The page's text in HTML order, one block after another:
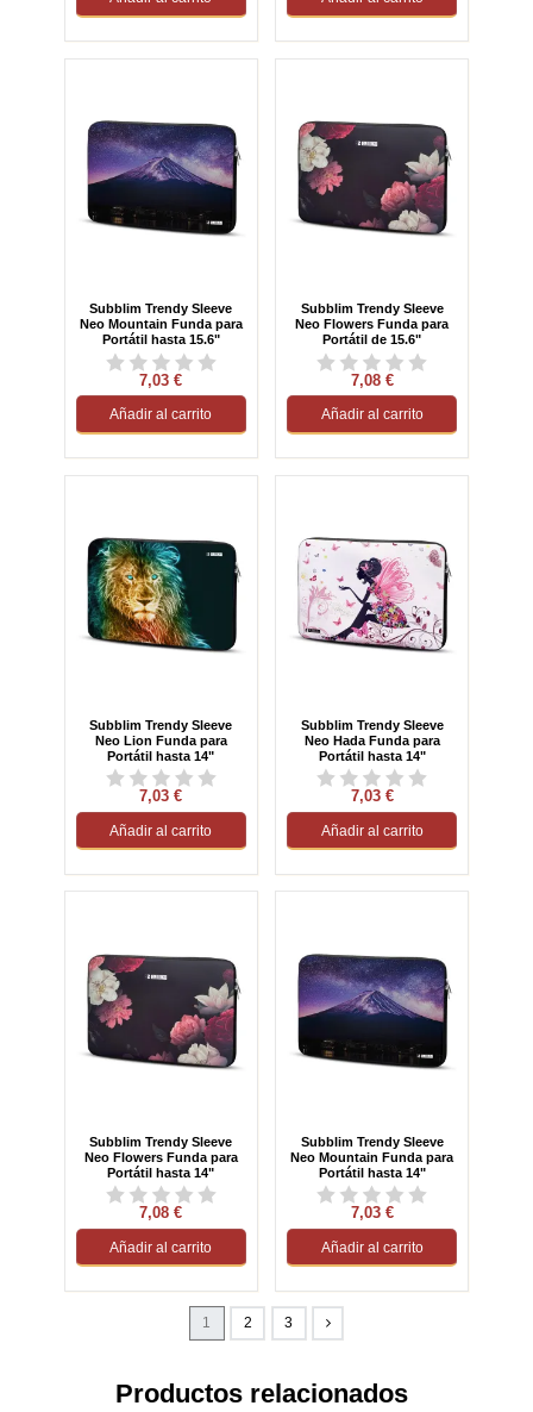
Subblim Trendy Sleeve
Neo Mountain Funda para
Portátil hasta 15.6"
7,03 €
Añadir al carrito
Subblim Trendy Sleeve
Neo Flowers Funda para
Portátil de 15.6"
7,08 €
Añadir al carrito
Subblim Trendy Sleeve
Neo Lion Funda para
Portátil hasta 14"
7,03 €
Añadir al carrito
Subblim Trendy Sleeve
Neo Hada Funda para
Portátil hasta 14"
7,03 €
Añadir al carrito
Subblim Trendy Sleeve
Neo Flowers Funda para
Portátil hasta 14"
7,08 €
Añadir al carrito
Subblim Trendy Sleeve
Neo Mountain Funda para
Portátil hasta 14"
7,03 €
Añadir al carrito
1 2 3
Productos relacionados